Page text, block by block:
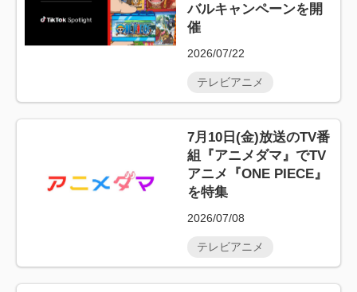
バルキャンペーンを開
催
2026/07/22
テレビアニメ
7月10日(金)放送のTV番
組『アニメダマ』でTV
アニメ『ONE PIECE』
を特集
2026/07/08
テレビアニメ